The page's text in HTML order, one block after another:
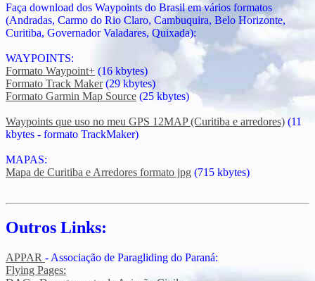
Faça download dos Waypoints do Brasil em vários formatos
(Andradas, Carmo do Rio Claro, Cambuquira, Belo Horizonte,
Curitiba, Governador Valadares, Quixada):
WAYPOINTS:
Formato Waypoint+ (16 kbytes)
Formato Track Maker(29 kbytes)
Formato Garmin Map Source (25 kbytes)
Waypoints que uso no meu GPS 12MAP (Curitiba e arredores) (11
kbytes - formato TrackMaker)
MAPAS:
Mapa de Curitiba e Arredores formato jpg (715 kbytes)
Outros Links:
APPAR - Associação de Paragliding do Paraná:
Flying Pages: